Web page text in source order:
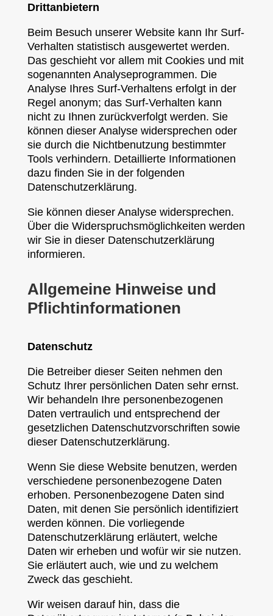
Drittanbietern
Beim Besuch unserer Website kann Ihr Surf-
Verhalten statistisch ausgewertet werden.
Das geschieht vor allem mit Cookies und mit
sogenannten Analyseprogrammen. Die
Analyse Ihres Surf-Verhaltens erfolgt in der
Regel anonym; das Surf-Verhalten kann
nicht zu Ihnen zurückverfolgt werden. Sie
können dieser Analyse widersprechen oder
sie durch die Nichtbenutzung bestimmter
Tools verhindern. Detaillierte Informationen
dazu finden Sie in der folgenden
Datenschutzerklärung.
Sie können dieser Analyse widersprechen.
Über die Widerspruchsmöglichkeiten werden
wir Sie in dieser Datenschutzerklärung
informieren.
Allgemeine Hinweise und
Pflichtinformationen
Datenschutz
Die Betreiber dieser Seiten nehmen den
Schutz Ihrer persönlichen Daten sehr ernst.
Wir behandeln Ihre personenbezogenen
Daten vertraulich und entsprechend der
gesetzlichen Datenschutzvorschriften sowie
dieser Datenschutzerklärung.
Wenn Sie diese Website benutzen, werden
verschiedene personenbezogene Daten
erhoben. Personenbezogene Daten sind
Daten, mit denen Sie persönlich identifiziert
werden können. Die vorliegende
Datenschutzerklärung erläutert, welche
Daten wir erheben und wofür wir sie nutzen.
Sie erläutert auch, wie und zu welchem
Zweck das geschieht.
Wir weisen darauf hin, dass die